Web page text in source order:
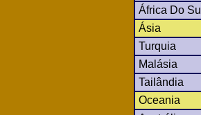
África Do Sul
Ásia
Turquia
Malásia
Tailândia
Oceania